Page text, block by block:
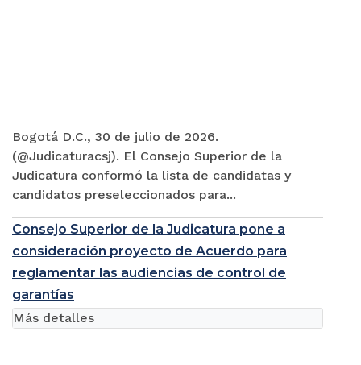
Bogotá D.C., 30 de julio de 2026.
(@Judicaturacsj). El Consejo Superior de la
Judicatura conformó la lista de candidatas y
candidatos preseleccionados para...
Consejo Superior de la Judicatura pone a
consideración proyecto de Acuerdo para
reglamentar las audiencias de control de
garantías
Más detalles